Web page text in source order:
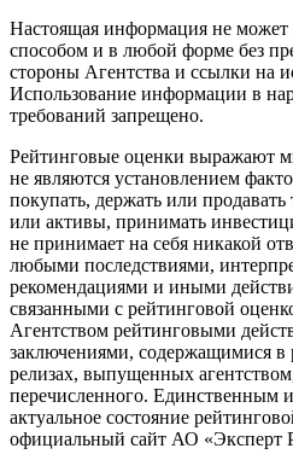
Настоящая информация не может
способом и в любой форме без
стороны Агентства и ссылки на
Использование информации в
требований запрещено.
Рейтинговые оценки выражают
не являются установлением
покупать, держать или
или активы, принимать
не принимает на себя никакой
любыми последствиями,
рекомендациями и иными
связанными с рейтинговой
Агентством рейтинговыми
заключениями, содержащимися в
релизах, выпущенных
перечисленного. Единственным
актуальное состояние
официальный сайт АО «Эксперт